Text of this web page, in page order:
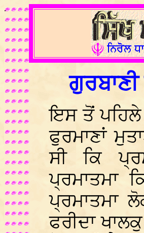
.
ਇਸ ਤੋਂ ਪਹਿਲੇ
ਫੁਰਮਾਣਾਂ
ਸੀ ਕਿ
ਪ੍ਰਮਾਤਮਾ
ਪ੍ਰਮਾਤਮਾ
ਫਰੀਦਾ